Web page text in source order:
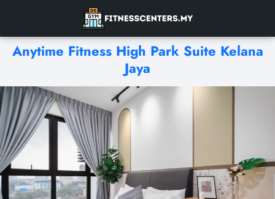
Anytime Fitness High Park Suite Kelana
Jaya